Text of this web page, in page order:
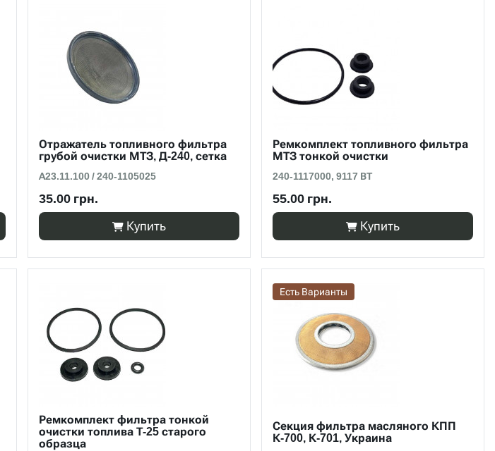
Отражатель топливного фильтра
грубой очистки МТЗ, Д-240, сетка
А23.11.100 / 240-1105025
35.00 грн.
Купить
Ремкомплект топливного фильтра
МТЗ тонкой очистки
240-1117000, 9117 ВТ
55.00 грн.
Купить
Ремкомплект фильтра тонкой
очистки топлива Т-25 старого
образца
Есть Варианты
Секция фильтра масляного КПП
К-700, К-701, Украина